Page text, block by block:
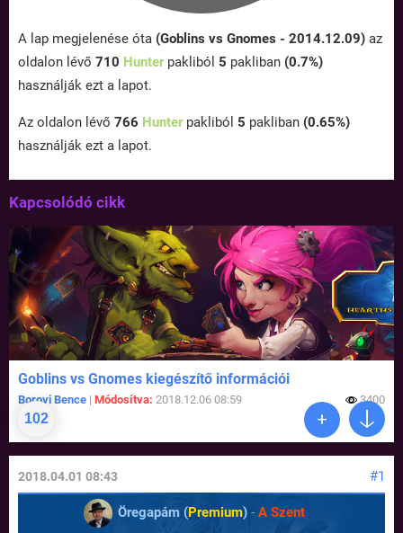
A lap megjelenése óta (Goblins vs Gnomes - 2014.12.09) az
oldalon lévő 710 Hunterpakliból 5 pakliban (0.7%)
használják ezt a lapot.
Az oldalon lévő 766 Hunterpakliból 5 pakliban (0.65%)
használják ezt a lapot.
Kapcsolódó cikk
102
Goblins vs Gnomes kiegészítő információi
Borovi Bence | Módosítva: 2018.12.06 08:59 3400
#1
2018.04.01 08:43
Öregapám (Premium)- A Szent